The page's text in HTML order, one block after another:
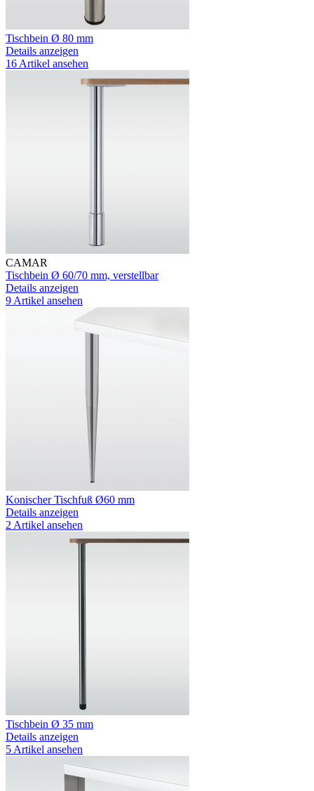
Tischbein Ø 80 mm
Details anzeigen
16 Artikel ansehen
CAMAR
Tischbein Ø 60/70 mm, verstellbar
Details anzeigen
9 Artikel ansehen
Konischer Tischfuß Ø60 mm
Details anzeigen
2 Artikel ansehen
Tischbein Ø 35 mm
Details anzeigen
5 Artikel ansehen